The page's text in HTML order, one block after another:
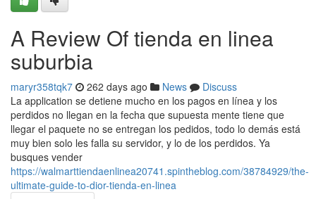
A Review Of tienda en linea
suburbia
maryr358tqk7 262 days ago News
Discuss
La application se detiene mucho en los pagos en línea y los
perdidos no llegan en la fecha que supuesta mente tiene que
llegar el paquete no se entregan los pedidos, todo lo demás está
muy bien solo les falla su servidor, y lo de los perdidos. Ya
busques vender
https://walmarttiendaenlinea20741.spintheblog.com/38784929/the-
ultimate-guide-to-dior-tienda-en-linea